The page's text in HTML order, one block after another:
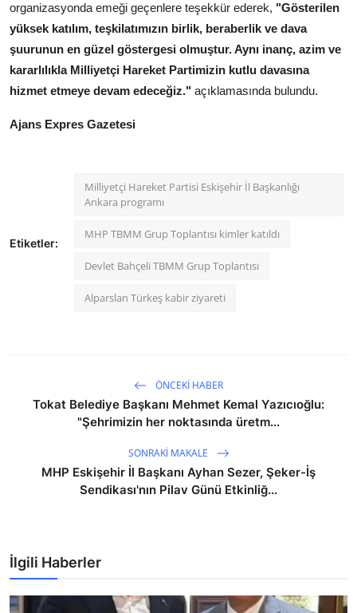
organizasyonda emeği geçenlere teşekkür ederek, "Gösterilen
yüksek katılım, teşkilatımızın birlik, beraberlik ve dava
şuurunun en güzel göstergesi olmuştur. Aynı inanç, azim ve
kararlılıkla Milliyetçi Hareket Partimizin kutlu davasına
hizmet etmeye devam edeceğiz." açıklamasında bulundu.
Ajans Expres Gazetesi
Etiketler:
Milliyetçi Hareket Partisi Eskişehir İl Başkanlığı
Ankara programı
MHP TBMM Grup Toplantısı kimler katıldı
Devlet Bahçeli TBMM Grup Toplantısı
Alparslan Türkeş kabir ziyareti
ÖNCEKI HABER
Tokat Belediye Başkanı Mehmet Kemal Yazıcıoğlu:
"Şehrimizin her noktasında üretm...
SONRAKI MAKALE
MHP Eskişehir İl Başkanı Ayhan Sezer, Şeker-İş
Sendikası'nın Pilav Günü Etkinliğ...
İlgili Haberler